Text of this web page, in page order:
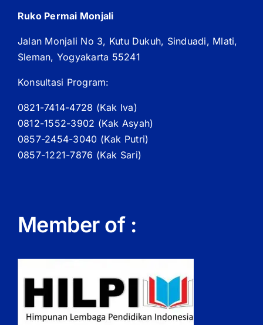
Ruko Permai Monjali
Jalan Monjali No 3, Kutu Dukuh, Sinduadi, Mlati,
Sleman, Yogyakarta 55241
Konsultasi Program:
0821-7414-4728 (Kak Iva)
0812-1552-3902 (Kak Asyah)
0857-2454-3040 (Kak Putri)
0857-1221-7876 (Kak Sari)
Member of :